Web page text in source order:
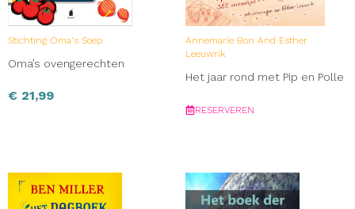
Stichting Oma's Soep
Oma’s ovengerechten
€ 21,99
Annemarie Bon And Esther
Leeuwrik
Het jaar rond met Pip en Polle
RESERVEREN